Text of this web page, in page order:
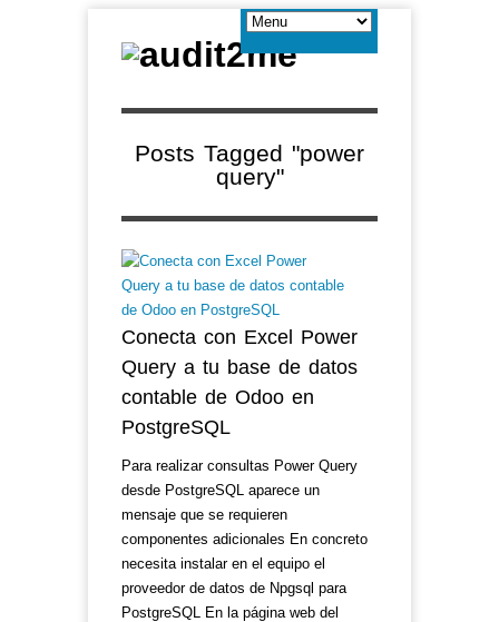
Posts Tagged "power
query"
Conecta con Excel Power
Query a tu base de datos
contable de Odoo en
PostgreSQL
Para realizar consultas Power Query
desde PostgreSQL aparece un
mensaje que se requieren
componentes adicionales En concreto
necesita instalar en el equipo el
proveedor de datos de Npgsql para
PostgreSQL En la página web del